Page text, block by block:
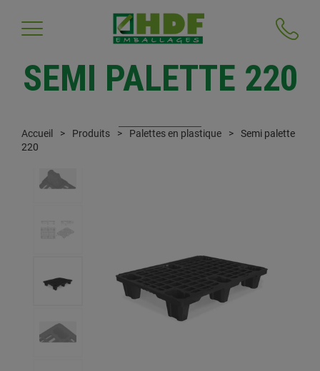
SEMI PALETTE 220
Accueil Produits Palettes en plastique
Semi palette
220